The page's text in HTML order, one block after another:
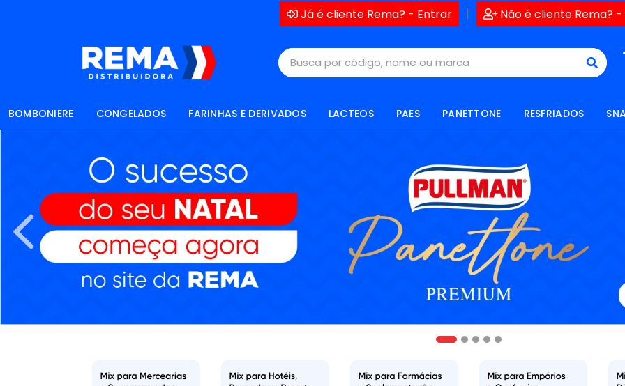
Já é cliente Rema? - Entrar | Não é cliente Rema?
BOMBONIERE CONGELADOS FARINHAS E DERIVADOS LACTEOS PAES PANETTONE RESFRIADOS